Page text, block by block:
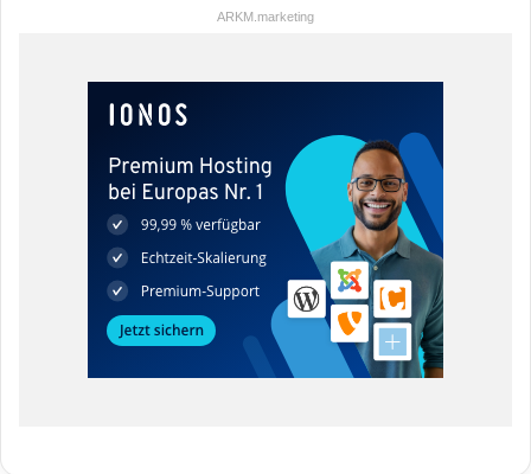
ARKM.marketing